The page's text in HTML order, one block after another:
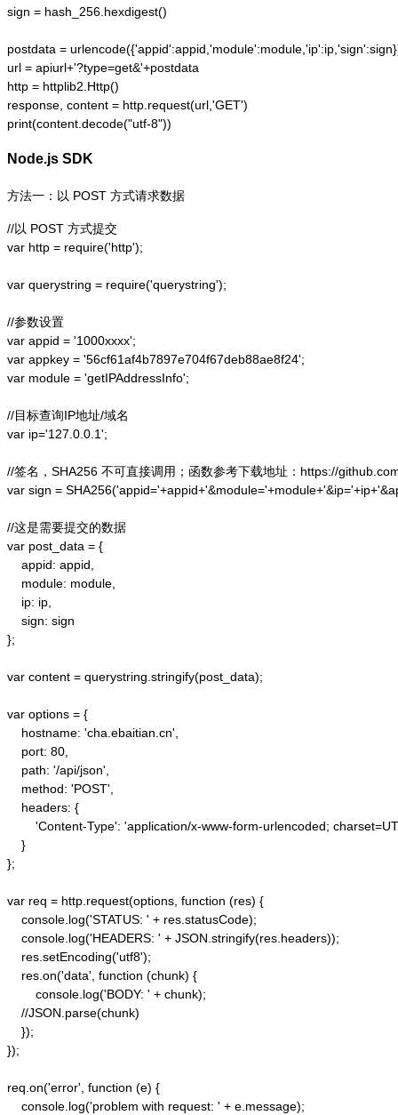
sign = hash_256.hexdigest()
postdata =
url = apiurl+'?type=get&'+postdata
http = httplib2.Http()
response, content = http.request(url,'GET')
print(content.decode("utf-8"))
Node.js SDK
方法一：以 POST 方式请求数据
//以 POST 方式提交
var http = require('http');
var querystring = require('querystring');
//参数设置
var appid = '1000xxxx';
var appkey = '56cf61af4b7897e704f67deb88ae8f24';
var module = 'getIPAddressInfo';
//目标查询IP地址/域名
var ip='127.0.0.1';
//签名，SHA256 不可直接调用；函数参考下载地址：https://
var sign =
//这是需要提交的数据
var post_data = {
    appid: appid,
    module: module,
    ip: ip,
    sign: sign
};
var content = querystring.stringify(post_data);
var options = {
    hostname: 'cha.ebaitian.cn',
    port: 80,
    path: '/api/json',
    method: 'POST',
    headers: {
'Content-Type': 'application/x-www-form-urlencoded;
    }
};
var req = http.request(options, function (res) {
    console.log('STATUS: ' + res.statusCode);
    console.log('HEADERS: ' + JSON.stringify(res.headers));
    res.setEncoding('utf8');
    res.on('data', function (chunk) {
        console.log('BODY: ' + chunk);
    //JSON.parse(chunk)
    });
});
req.on('error', function (e) {
    console.log('problem with request: ' + e.message);